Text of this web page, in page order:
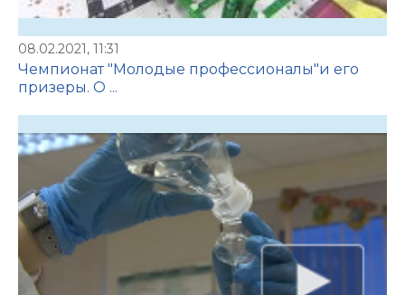
08.02.2021, 11:31
Чемпионат "Молодые профессионалы"и его
призеры. О ...